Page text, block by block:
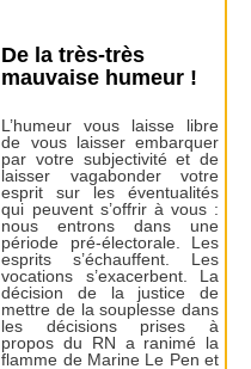
De la très-très
mauvaise humeur !
L’humeur vous laisse libre
de vous laisser embarquer
par votre subjectivité et de
laisser vagabonder votre
esprit sur les éventualités
qui peuvent s’offrir à vous :
nous entrons dans une
période pré-électorale. Les
esprits s’échauffent. Les
vocations s’exacerbent. La
décision de la justice de
mettre de la souplesse dans
les décisions prises à
propos du RN a ranimé la
flamme de Marine Le Pen et